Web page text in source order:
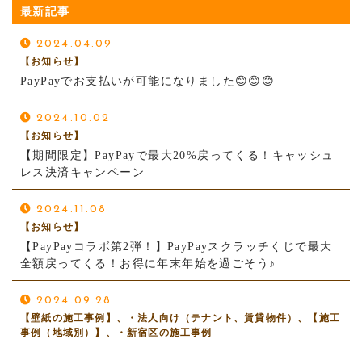
最新記事
2024.04.09
【お知らせ】
PayPayでお支払いが可能になりました😊😊😊
2024.10.02
【お知らせ】
【期間限定】PayPayで最大20%戻ってくる！キャッシュ
レス決済キャンペーン
2024.11.08
【お知らせ】
【PayPayコラボ第2弾！】PayPayスクラッチくじで最大
全額戻ってくる！お得に年末年始を過ごそう♪
2024.09.28
【壁紙の施工事例】、・法人向け（テナント、賃貸物件）、【施工
事例（地域別）】、・新宿区の施工事例